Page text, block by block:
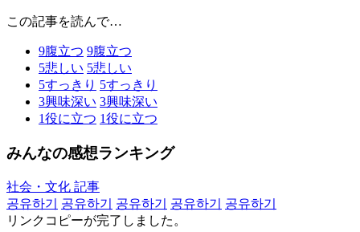
この記事を読んで…
9腹立つ 9腹立つ
5悲しい 5悲しい
5すっきり 5すっきり
3興味深い 3興味深い
1役に立つ 1役に立つ
みんなの感想ランキング
社会・文化 記事
공유하기
공유하기 공유하기 공유하기
공유하기
リンクコピーが完了しました。